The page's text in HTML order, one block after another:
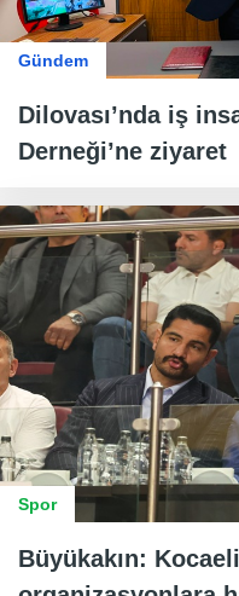
Gündem
Dilovası’nda iş
Derneği’ne ziyaret
Spor
Büyükakın: